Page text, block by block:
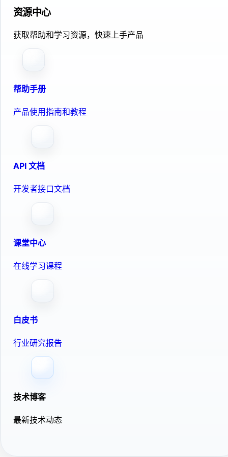
资源中心
获取帮助和学习资源，快速上手产品
帮助手册
产品使用指南和教程
API 文档
开发者接口文档
课堂中心
在线学习课程
白皮书
行业研究报告
技术博客
最新技术动态